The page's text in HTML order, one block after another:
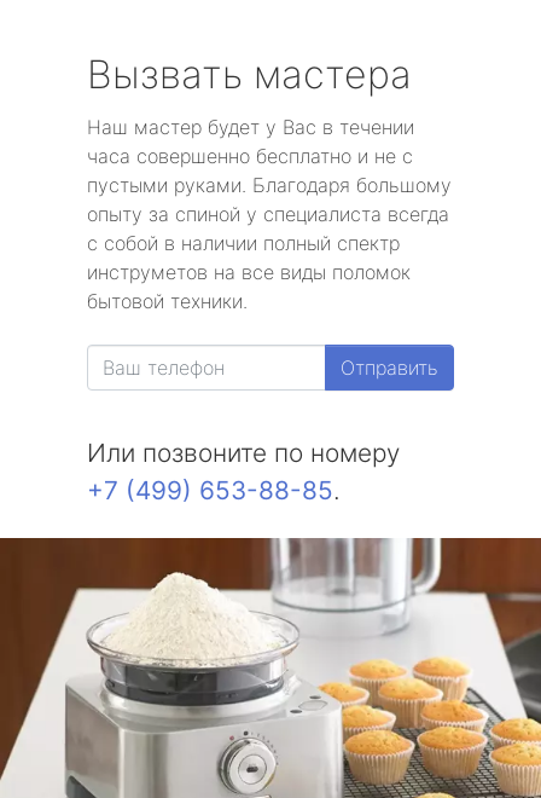
Вызвать мастера
Наш мастер будет у Вас в течении
часа совершенно бесплатно и не с
пустыми руками. Благодаря большому
опыту за спиной у специалиста всегда
с собой в наличии полный спектр
инструметов на все виды поломок
бытовой техники.
Отправить
Или позвоните по номеру
+7 (499) 653-88-85.